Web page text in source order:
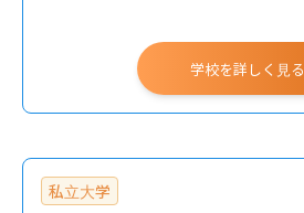
学校を詳しく見る
私立大学